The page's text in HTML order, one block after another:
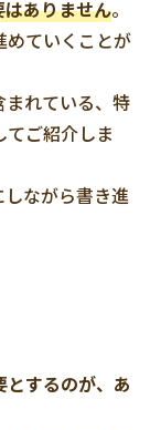
ありません。
めていくことが
まれている、特
ご紹介しま
ながら書き進
するのが、あ